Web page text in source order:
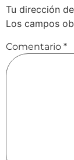
Tu dirección
Los campos
Comentario *